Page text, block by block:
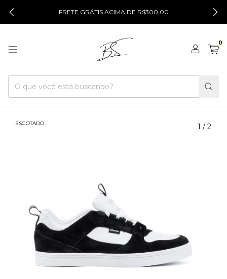
FRETE GRÁTIS ACIMA DE R$300,00
0
ESGOTADO 1 / 2